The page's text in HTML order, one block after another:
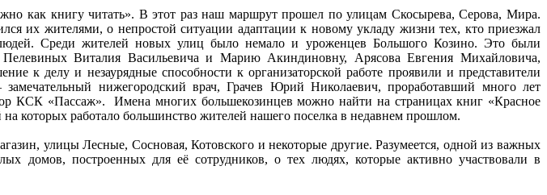
как книгу читать». В этот раз наш маршрут прошел по улицам Скосырева, Серова, Мира.
их жителями, о непростой ситуации адаптации к новому укладу жизни тех, кто приезжал
Среди жителей новых улиц было немало и уроженцев Большого Козино. Это были
Виталия Васильевича и Марию Акиндиновну, Арясова Евгения Михайловича,
к делу и незаурядные способности к организаторской работе проявили и представители
нижегородский врач, Грачев Юрий Николаевич, проработавший много лет
КСК «Пассаж». Имена многих большекозинцев можно найти на страницах книг «Красное
которых работало большинство жителей нашего поселка в недавнем прошлом.
улицы Лесные, Сосновая, Котовского и некоторые другие. Разумеется, одной из важных
домов, построенных для её сотрудников, о тех людях, которые активно участвовали в